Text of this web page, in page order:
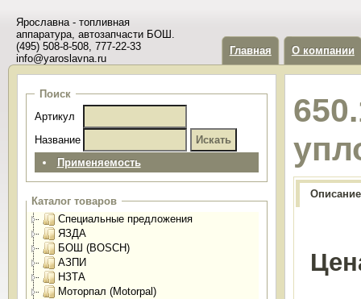
Ярославна - топливная
аппаратура, автозапчасти БОШ.
(495) 508-8-508, 777-22-33
info@yaroslavna.ru
Главная О компании
Поиск
Артикул
Название
Применяемость
Каталог товаров
Специальные предложения
ЯЗДА
БОШ (BOSCH)
АЗПИ
НЗТА
Моторпал (Motorpal)
Описание